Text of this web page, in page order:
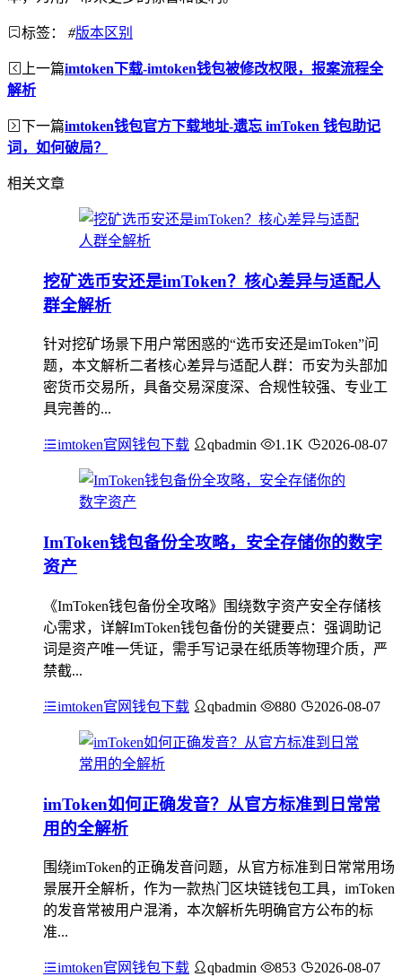
标签： #版本区别
上一篇imtoken下载-imtoken钱包被修改权限，报案流程全
解析
下一篇imtoken钱包官方下载地址-遗忘 imToken 钱包助记
词，如何破局？
相关文章
挖矿选币安还是imToken？核心差异与适配人
群全解析
针对挖矿场景下用户常困惑的“选币安还是imToken”问
题，本文解析二者核心差异与适配人群：币安为头部加
密货币交易所，具备交易深度深、合规性较强、专业工
具完善的...
imtoken官网钱包下载 qbadmin 1.1K 2026-08-07
ImToken钱包备份全攻略，安全存储你的数字
资产
《ImToken钱包备份全攻略》围绕数字资产安全存储核
心需求，详解ImToken钱包备份的关键要点：强调助记
词是资产唯一凭证，需手写记录在纸质等物理介质，严
禁截...
imtoken官网钱包下载 qbadmin 880 2026-08-07
imToken如何正确发音？从官方标准到日常常
用的全解析
围绕imToken的正确发音问题，从官方标准到日常常用场
景展开全解析，作为一款热门区块链钱包工具，imToken
的发音常被用户混淆，本次解析先明确官方公布的标
准...
imtoken官网钱包下载 qbadmin 853 2026-08-07